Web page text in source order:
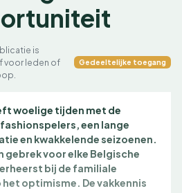
is
voor leden of
Gedeeltelijke toegang
woelige tijden met de
een lange
en kwakkelende seizoenen.
gebrek voor elke Belgische
bij de familiale
optimisme. De vakkennis